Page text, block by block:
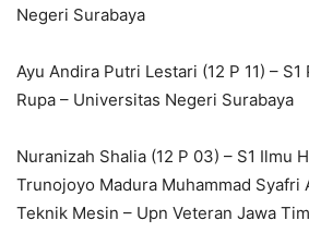
Negeri Surabaya
Ayu Andira Putri Lestari (12 P 11) –
Rupa – Universitas Negeri Surabaya
Nuranizah Shalia (12 P 03) – S1 Ilmu
Trunojoyo Madura Muhammad Syafri
Teknik Mesin – Upn Veteran Jawa